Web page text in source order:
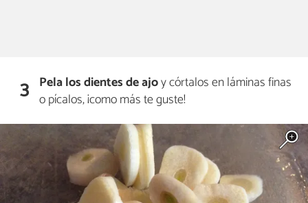
3 Pela los dientes de ajoy córtalos en láminas finas
o pícalos, ¡como más te guste!